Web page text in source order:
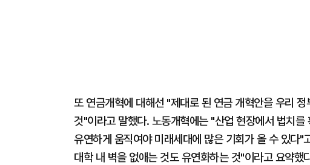
또 연금개혁에 대해선 "제대로 된 연금 개혁안을 우리
것"이라고 말했다. 노동개혁에는 "산업 현장에서 법치
유연하게 움직여야 미래세대에 많은 기회가 올 수 있다
대학 내 벽을 없애는 것도 유연화하는 것"이라고 요약했